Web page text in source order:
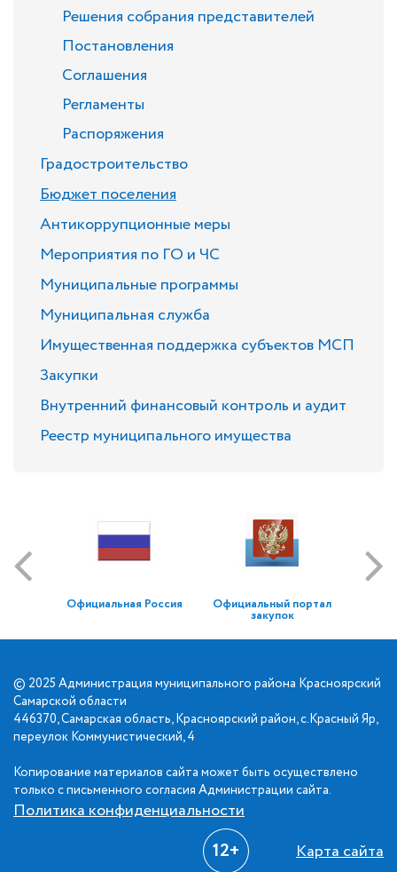
Решения собрания представителей
Постановления
Соглашения
Регламенты
Распоряжения
Градостроительство
Бюджет поселения
Антикоррупционные меры
Мероприятия по ГО и ЧС
Муниципальные программы
Муниципальная служба
Имущественная поддержка субъектов МСП
Закупки
Внутренний финансовый контроль и аудит
Реестр муниципального имущества
Официальная Россия Официальный портал
закупок
© 2025 Администрация муниципального района Красноярский
Самарской области
446370, Самарская область, Красноярский район, с.Красный Яр,
переулок Коммунистический, 4
Копирование материалов сайта может быть осуществлено
только с письменного согласия Администрации сайта.
Политика конфиденциальности
12+ Карта сайта